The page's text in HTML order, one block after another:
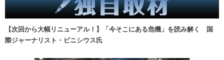
【次回から大幅リニューアル！】「今そこにある危機」を読み解く 国
際ジャーナリスト・ビニシウス氏